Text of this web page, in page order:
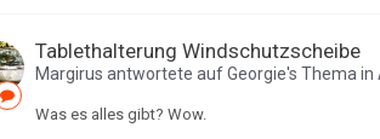
Tablethalterung Windschutzscheibe
Margirus antwortete aufGeorgie's Thema in
Was es alles gibt? Wow.